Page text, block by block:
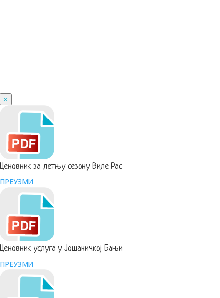
×
Ценовник за летњу сезону Виле Рас
ПРЕУЗМИ
Ценовник услуга у Јошаничкој Бањи
ПРЕУЗМИ